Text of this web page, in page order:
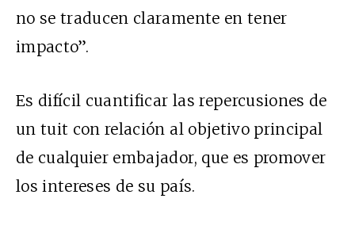
no se traducen claramente en tener
impacto”.
Es difícil cuantificar las repercusiones de
un tuit con relación al objetivo principal
de cualquier embajador, que es promover
los intereses de su país.